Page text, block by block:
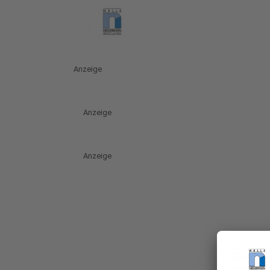
Anzeige
Anzeige
Anzeige